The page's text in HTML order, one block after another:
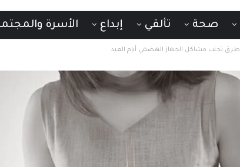
صحة تألقي إبداع الأسرة
طرق تجنب مشاكل الجهاز الهضمي أيام العيد